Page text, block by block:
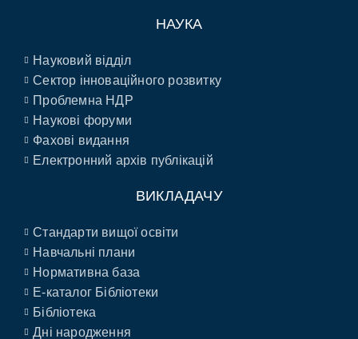
НАУКА
Науковий відділ
Сектор інноваційного розвитку
Проблемна НДР
Наукові форуми
Фахові видання
Електронний архів публікацій
ВИКЛАДАЧУ
Стандарти вищої освіти
Навчальні плани
Нормативна база
E-каталог Бібліотеки
Бібліотека
Дні народження